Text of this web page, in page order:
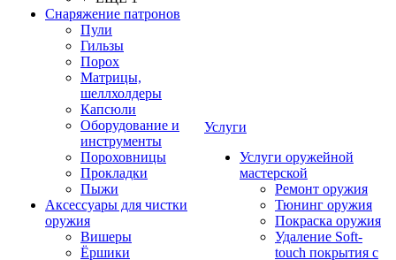
Снаряжение патронов
Пули
Гильзы
Порох
Матрицы,
шеллхолдеры
Капсюли
Оборудование и
инструменты
Пороховницы
Прокладки
Пыжи
Аксессуары для чистки
оружия
Вишеры
Ёршики
Услуги
Услуги оружейной
мастерской
Ремонт оружия
Тюнинг оружия
Покраска оружия
Удаление Soft-
touch покрытия с